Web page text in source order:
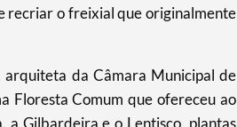
recriar o freixial que originalmente
arquiteta da Câmara Municipal de
Floresta Comum que ofereceu ao
a Gilbardeira e o Lentisco, plantas